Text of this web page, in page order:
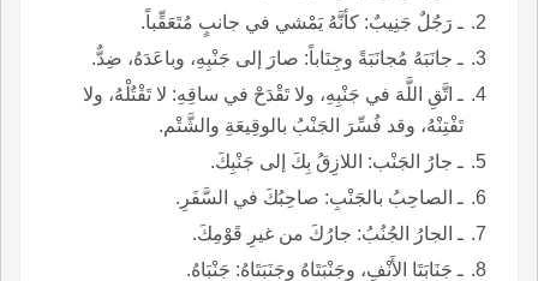
ـ رَجُلٌ جَنِيبٌ: كأنَّهُ يَمْشي في جانبٍ مُتَعَقِّباً.
ـ جانَبَهُ مُجانَبَةً وجِنَاباً: صارَ إلى جَنْبِهِ، وباعَدَهُ، ضِدٌّ.
ـ اتَّقِ اللَّهَ في جَنْبِهِ، ولا تَقْدَحْ في ساقِهِ: لا تَقْتُلْهُ، ولا
تَفْتِنْهُ، وقد فُسِّرَ الجَنْبُ بالوقِيعَةِ والشَّتْم.
ـ جارُ الجَنْب: اللازِقُ بِكَ إلى جَنْبِكَ.
ـ الصاحِبُ بالجَنْبِ: صاحِبُكَ في السَّفَرِ.
ـ الجارُ الجُنُبُ: جارُكَ من غيرِ قَوْمِكَ.
ـ جَنَابَتَا الأَنْفِ، وجَنْبَتَاهُ وجَنَبَتَاهُ: جَنْبَاهُ.